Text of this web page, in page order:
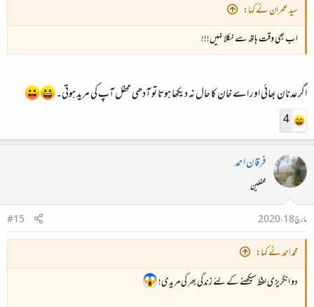
سید عمران نے کہا:
اب بھی وقت ہاتھ سے نکلا نہیں!!!
اگر عدنان بھائی اور اے خان کا حال نہ دیکھا ہوتا تو آدھی محفل آپ کی مرید ہوتی۔
4
فرقان احمد
محفلین
مارچ 18، 2020
#15
محمداحمد نے کہا:
دو انگریزی لفظ سیکھنے کے لئے زندگی بھر کی مریدی!